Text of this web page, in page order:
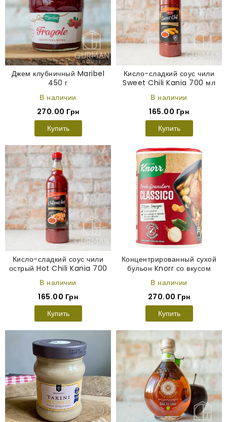
Джем клубничный Maribel
450 г
В наличии
270.00 Грн
Купить
Кисло-сладкий соус чили
Sweet Chili Kania 700 мл
В наличии
165.00 Грн
Купить
Кисло-сладкий соус чили
острый Hot Chili Kania 700
В наличии
165.00 Грн
Купить
Концентрированный сухой
бульон Knorr со вкусом
В наличии
270.00 Грн
Купить